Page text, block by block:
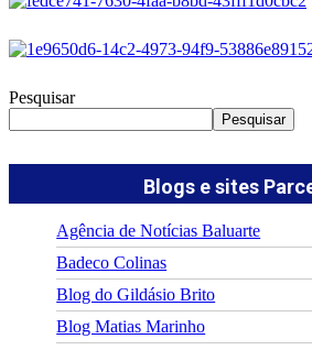
Pesquisar
Pesquisar
Blogs e sites
Agência de Notícias Baluarte
Badeco Colinas
Blog do Gildásio Brito
Blog Matias Marinho